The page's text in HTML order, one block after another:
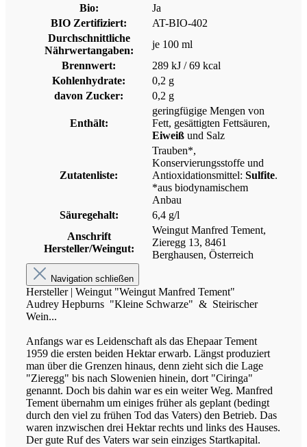
Bio:
Ja
BIO Zertifiziert:
AT-BIO-402
Durchschnittliche
Nährwertangaben:
je 100 ml
Brennwert:
289 kJ / 69 kcal
Kohlenhydrate:
0,2 g
davon Zucker:
0,2 g
Enthält:
geringfügige Mengen von
Fett, gesättigten Fettsäuren,
Eiweiß und Salz
Zutatenliste:
Trauben*,
Konservierungsstoffe und
Antioxidationsmittel: Sulfite.
*aus biodynamischem
Anbau
Säuregehalt:
6,4 g/l
Anschrift
Hersteller/Weingut:
Weingut Manfred Tement,
Zieregg 13, 8461
Berghausen, Österreich
Navigation schließen
Hersteller | Weingut "Weingut Manfred Tement"
Audrey Hepburns "Kleine Schwarze" & Steirischer
Wein...
Anfangs war es Leidenschaft als das Ehepaar Tement
1959 die ersten beiden Hektar erwarb. Längst produziert
man über die Grenzen hinaus, denn zieht sich die Lage
"Zieregg" bis nach Slowenien hinein, dort "Ciringa"
genannt. Doch bis dahin war es ein weiter Weg. Manfred
Tement übernahm um einiges früher als geplant (bedingt
durch den viel zu frühen Tod das Vaters) den Betrieb. Das
waren inzwischen drei Hektar rechts und links des Hauses.
Der gute Ruf des Vaters war sein einziges Startkapital.